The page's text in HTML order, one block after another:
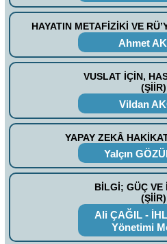
HAYATIN METAFİZİKİ VE
Ahmet
VUSLAT İÇİN,
(ŞİİR)
Vildan
YAPAY ZEKÂ
Yalçın
BİLGİ; GÜÇ VE
(ŞİİR)
Ali ÇAĞIL -
Yönetimi